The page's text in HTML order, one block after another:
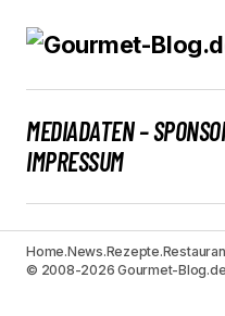
MEDIADATEN –
IMPRESSUM
Home.News.Rezepte.
© 2008-2026 Gourmet-Blog.de